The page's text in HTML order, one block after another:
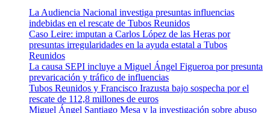
La Audiencia Nacional investiga presuntas influencias
indebidas en el rescate de Tubos Reunidos
Caso Leire: imputan a Carlos López de las Heras por
presuntas irregularidades en la ayuda estatal a Tubos
Reunidos
La causa SEPI incluye a Miguel Ángel Figueroa por presunta
prevaricación y tráfico de influencias
Tubos Reunidos y Francisco Irazusta bajo sospecha por el
rescate de 112,8 millones de euros
Miguel Ángel Santiago Mesa y la investigación sobre abuso